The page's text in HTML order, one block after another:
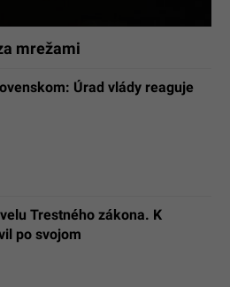
mrežami
Úrad vlády reaguje
Trestného zákona. K
po svojom